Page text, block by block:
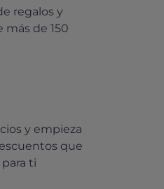
regalos y
más de 150
y empieza
que
ti